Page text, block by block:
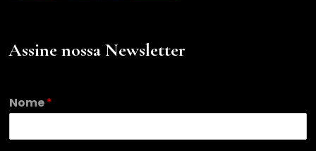
Assine nossa Newsletter
E
m
i
Nome*